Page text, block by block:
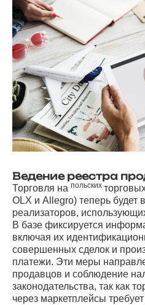
Ведение реестра
Торговля на польских
OLX и Allegro) теперь будет
реализаторов,
В базе фиксируется
включая их
совершенных сделок и
платежи. Эти меры
продавцов и соблюдение
законодательства, так как
через маркетплейсы